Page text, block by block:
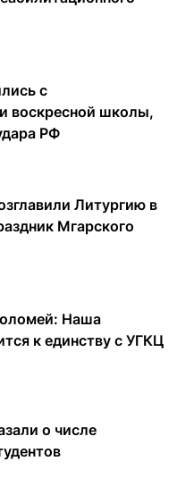
с
воскресной школы,
РФ
Литургию в
Мгарского
Наша
к единству с УГКЦ
о числе